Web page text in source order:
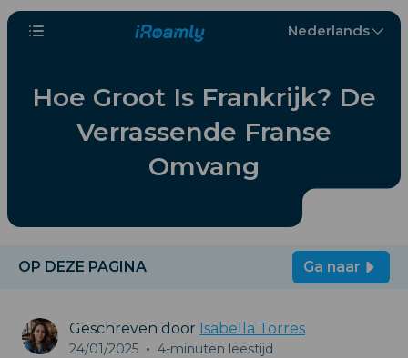
Nederlands
Hoe Groot Is Frankrijk? De
Verrassende Franse
Omvang
OP DEZE PAGINA Ga naar
Geschreven door Isabella Torres
24/01/2025 • 4-minuten leestijd